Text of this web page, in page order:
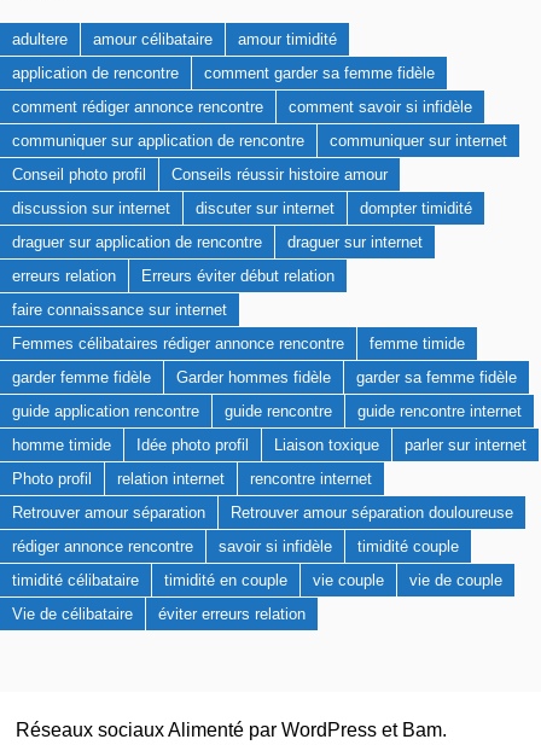
adultere amour célibataire
amour timidité
application de rencontre
comment garder sa femme fidèle
comment rédiger annonce rencontre
comment savoir si infidèle
communiquer sur application de rencontre
communiquer sur internet
Conseil photo profil
Conseils réussir histoire amour
discussion sur internet
discuter sur internet
dompter timidité
draguer sur application de rencontre
draguer sur internet
erreurs relation
Erreurs éviter début relation
faire connaissance sur internet
Femmes célibataires rédiger annonce rencontre
femme timide
garder femme fidèle
Garder hommes fidèle
garder sa femme fidèle
guide application rencontre
guide rencontre
guide rencontre internet
homme timide
Idée photo profil Liaison toxique
parler sur internet
Photo profil
relation internet
rencontre internet
Retrouver amour séparation
Retrouver amour séparation douloureuse
rédiger annonce rencontre
savoir si infidèle
timidité couple
timidité célibataire
timidité en couple vie couple
vie de couple
Vie de célibataire
éviter erreurs relation
Réseaux sociaux Alimenté par WordPresset Bam.